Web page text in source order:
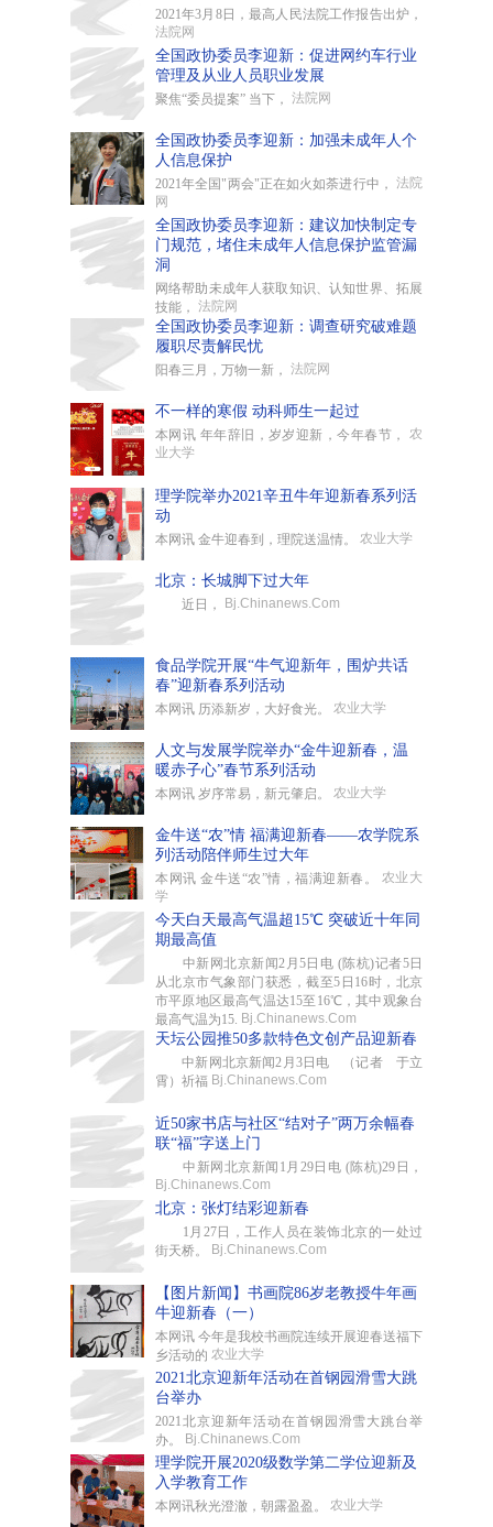
2021年3月8日，最高人民法院工作报告出炉，
法院网
全国政协委员李迎新：促进网约车行业
管理及从业人员职业发展
聚焦“委员提案” 当下， 法院网
全国政协委员李迎新：加强未成年人个
人信息保护
2021年全国"两会"正在如火如荼进行中， 法院
网
全国政协委员李迎新：建议加快制定专
门规范，堵住未成年人信息保护监管漏
洞
网络帮助未成年人获取知识、认知世界、拓展
技能， 法院网
全国政协委员李迎新：调查研究破难题
履职尽责解民忧
阳春三月，万物一新， 法院网
不一样的寒假 动科师生一起过
本网讯 年年辞旧，岁岁迎新，今年春节， 农
业大学
理学院举办2021辛丑牛年迎新春系列活
动
本网讯 金牛迎春到，理院送温情。 农业大学
北京：长城脚下过大年
近日， Bj.Chinanews.Com
食品学院开展“牛气迎新年，围炉共话
春”迎新春系列活动
本网讯 历添新岁，大好食光。 农业大学
人文与发展学院举办“金牛迎新春，温
暖赤子心”春节系列活动
本网讯 岁序常易，新元肇启。 农业大学
金牛送“农”情 福满迎新春——农学院系
列活动陪伴师生过大年
本网讯 金牛送“农”情，福满迎新春。 农业大
学
今天白天最高气温超15℃ 突破近十年同
期最高值
中新网北京新闻2月5日电 (陈杭)记者5日
从北京市气象部门获悉，截至5日16时，北京
市平原地区最高气温达15至16℃，其中观象台
最高气温为15. Bj.Chinanews.Com
天坛公园推50多款特色文创产品迎新春
中新网北京新闻2月3日电 （记者 于立
霄）祈福 Bj.Chinanews.Com
近50家书店与社区“结对子”两万余幅春
联“福”字送上门
中新网北京新闻1月29日电 (陈杭)29日，
Bj.Chinanews.Com
北京：张灯结彩迎新春
1月27日，工作人员在装饰北京的一处过
街天桥。
Bj.Chinanews.Com
【图片新闻】书画院86岁老教授牛年画
牛迎新春（一）
本网讯 今年是我校书画院连续开展迎春送福下
乡活动的 农业大学
2021北京迎新年活动在首钢园滑雪大跳
台举办
2021北京迎新年活动在首钢园滑雪大跳台举
办。
Bj.Chinanews.Com
理学院开展2020级数学第二学位迎新及
入学教育工作
本网讯秋光澄澈，朝露盈盈。 农业大学